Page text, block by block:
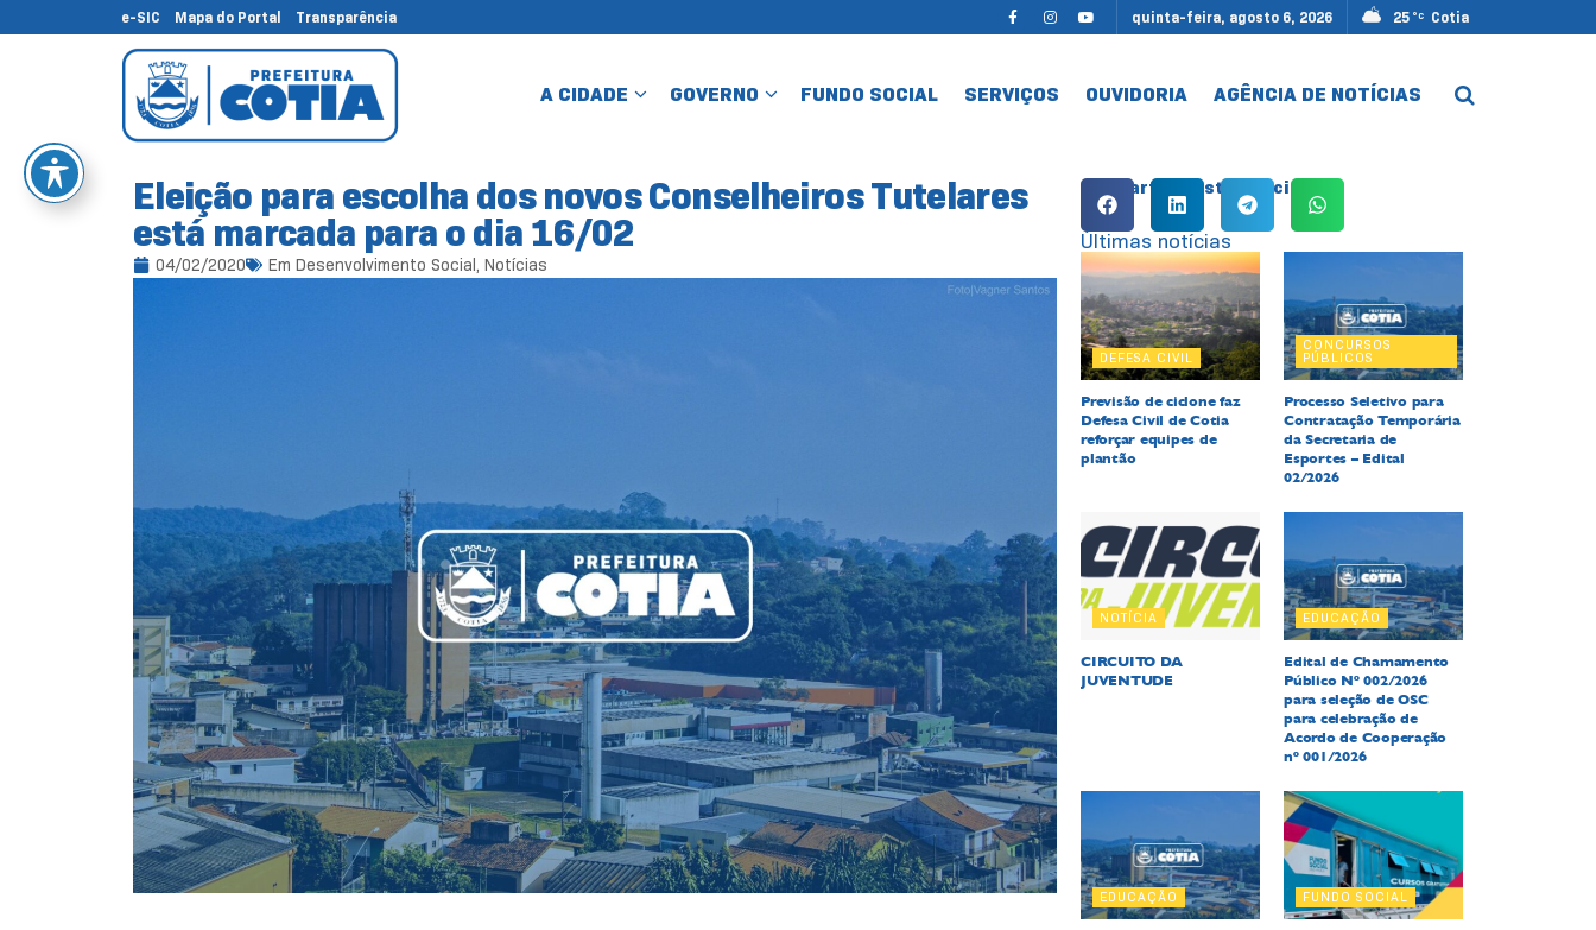
e-SIC Mapa do Portal Transparência quinta-feira, agosto 6, 2026 25 °C Cotia
A CIDADE GOVERNO FUNDO SOCIAL SERVIÇOS OUVIDORIA AGÊNCIA DE NOTÍCIAS
Eleição para escolha dos novos Conselheiros Tutelares
está marcada para o dia 16/02
04/02/2020 Em Desenvolvimento Social, Notícias
Compartilhe esta notícia:
Últimas notícias
DEFESA CIVIL
Previsão de ciclone faz
Defesa Civil de Cotia
reforçar equipes de
plantão
CONCURSOS
PÚBLICOS
Processo Seletivo para
Contratação Temporária
da Secretaria de
Esportes – Edital
02/2026
NOTÍCIA
CIRCUITO DA
JUVENTUDE
EDUCAÇÃO
Edital de Chamamento
Público Nº 002/2026
para seleção de OSC
para celebração de
Acordo de Cooperação
nº 001/2026
EDUCAÇÃO FUNDO SOCIAL